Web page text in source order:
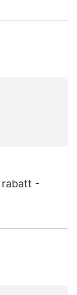
rabatt -